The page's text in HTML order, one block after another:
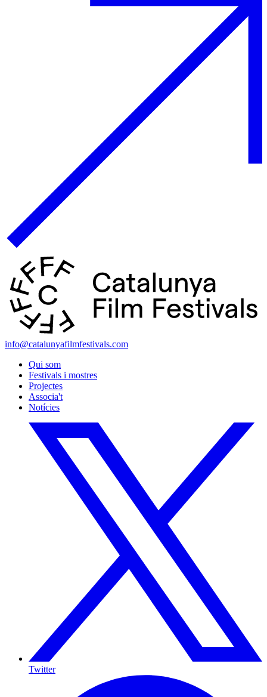
info@catalunyafilmfestivals.com
Qui som
Festivals i mostres
Projectes
Associa't
Notícies
Twitter